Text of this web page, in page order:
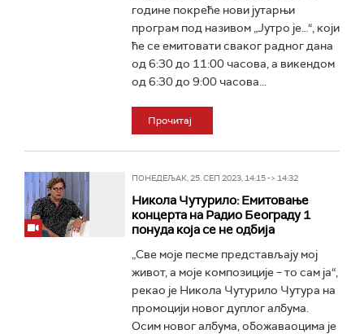
године покреће нови јутарњи
програм под називом „Јутро је…“, који
ће се емитовати сваког радног дана
од 6:30 до 11:00 часова, а викендом
од 6:30 до 9:00 часова...
Прочитај
ПОНЕДЕЉАК, 25. СЕП 2023, 14:15 -> 14:32
Никола Чутурило: Емитовање
концерта на Радио Београду 1
понуда која се не одбија
„Све моје песме представљају мој
живот, а моје композиције – то сам ја“,
рекао је Никола Чутурило Чутура на
промоцији новог дуплог албума.
Осим новог албума, обожаваоцима је